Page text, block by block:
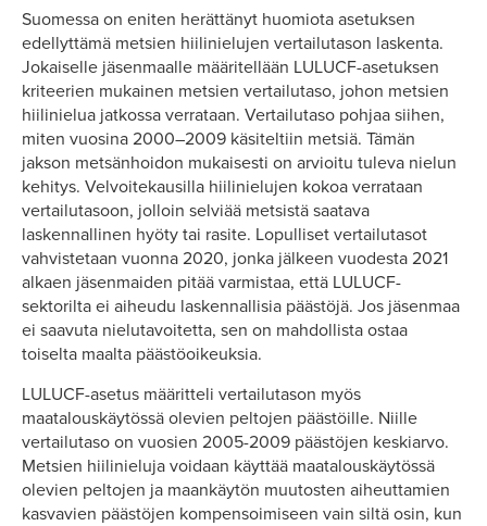
Suomessa on eniten herättänyt huomiota asetuksen
edellyttämä metsien hiilinielujen vertailutason laskenta.
Jokaiselle jäsenmaalle määritellään LULUCF-asetuksen
kriteerien mukainen metsien vertailutaso, johon metsien
hiilinielua jatkossa verrataan. Vertailutaso pohjaa siihen,
miten vuosina 2000–2009 käsiteltiin metsiä. Tämän
jakson metsänhoidon mukaisesti on arvioitu tuleva nielun
kehitys. Velvoitekausilla hiilinielujen kokoa verrataan
vertailutasoon, jolloin selviää metsistä saatava
laskennallinen hyöty tai rasite. Lopulliset vertailutasot
vahvistetaan vuonna 2020, jonka jälkeen vuodesta 2021
alkaen jäsenmaiden pitää varmistaa, että LULUCF-
sektorilta ei aiheudu laskennallisia päästöjä. Jos jäsenmaa
ei saavuta nielutavoitetta, sen on mahdollista ostaa
toiselta maalta päästöoikeuksia.
LULUCF-asetus määritteli vertailutason myös
maatalouskäytössä olevien peltojen päästöille. Niille
vertailutaso on vuosien 2005-2009 päästöjen keskiarvo.
Metsien hiilinieluja voidaan käyttää maatalouskäytössä
olevien peltojen ja maankäytön muutosten aiheuttamien
kasvavien päästöjen kompensoimiseen vain siltä osin, kun